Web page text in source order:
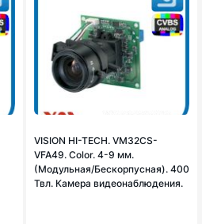
VISION HI-TECH. VM32CS-
VFA49. Color. 4-9 мм.
(Модульная/Бескорпусная). 400
Твл. Камера видеонаблюдения.